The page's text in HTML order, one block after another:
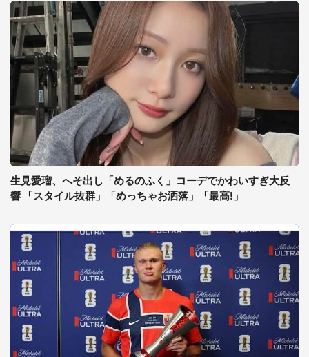
生見愛瑠、へそ出し「めるのふく」コーデでかわいすぎ大反
響 「スタイル抜群」「めっちゃお洒落」「最高!」